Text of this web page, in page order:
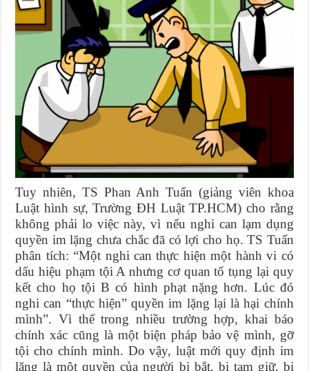
Tuy nhiên, TS Phan Anh Tuấn (giảng viên khoa
Luật hình sự, Trường ĐH Luật TP.HCM) cho rằng
không phải lo việc này, vì nếu nghi can lạm dụng
quyền im lặng chưa chắc đã có lợi cho họ. TS Tuấn
phân tích: “Một nghi can thực hiện một hành vi có
dấu hiệu phạm tội A nhưng cơ quan tố tụng lại quy
kết cho họ tội B có hình phạt nặng hơn. Lúc đó
nghi can “thực hiện” quyền im lặng lại là hại chính
mình”. Vì thế trong nhiều trường hợp, khai báo
chính xác cũng là một biện pháp bảo vệ mình, gỡ
tội cho chính mình. Do vậy, luật mới quy định im
lặng là một quyền của người bị bắt, bị tạm giữ, bị